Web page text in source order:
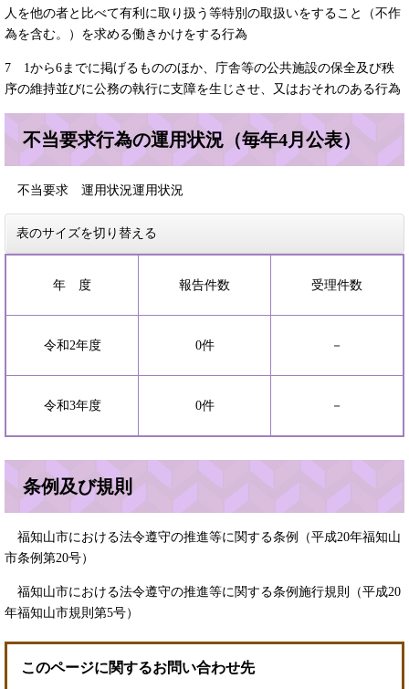
人を他の者と比べて有利に取り扱う等特別の取扱いをすること（不作
為を含む。）を求める働きかけをする行為
7 1から6までに掲げるもののほか、庁舎等の公共施設の保全及び秩
序の維持並びに公務の執行に支障を生じさせ、又はおそれのある行為
不当要求行為の運用状況（毎年4月公表）
不当要求 運用状況運用状況
表のサイズを切り替える
年 度 報告件数 受理件数
令和2年度 0件 －
令和3年度 0件 －
条例及び規則
福知山市における法令遵守の推進等に関する条例（平成20年福知山
市条例第20号）
福知山市における法令遵守の推進等に関する条例施行規則（平成20
年福知山市規則第5号）
このページに関するお問い合わせ先